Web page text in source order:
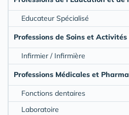
Educateur Spécialisé
Professions de Soins et
Infirmier / Infirmière
Professions Médicales et
Fonctions dentaires
Laboratoire